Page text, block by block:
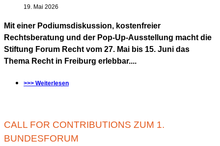
19. Mai 2026
Mit einer Podiumsdiskussion, kostenfreier
Rechtsberatung und der Pop-Up-Ausstellung macht die
Stiftung Forum Recht vom 27. Mai bis 15. Juni das
Thema Recht in Freiburg erlebbar....
>>> Weiterlesen
CALL FOR CONTRIBUTIONS ZUM 1.
BUNDESFORUM